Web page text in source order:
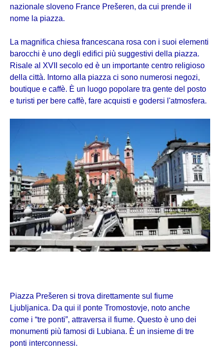
nazionale sloveno France Prešeren, da cui prende il
nome la piazza.
La magnifica chiesa francescana rosa con i suoi elementi
barocchi è uno degli edifici più suggestivi della piazza.
Risale al XVII secolo ed è un importante centro religioso
della città. Intorno alla piazza ci sono numerosi negozi,
boutique e caffè. È un luogo popolare tra gente del posto
e turisti per bere caffè, fare acquisti e godersi l'atmosfera.
Piazza Prešeren si trova direttamente sul fiume
Ljubljanica. Da qui il ponte Tromostovje, noto anche
come i “tre ponti”, attraversa il fiume. Questo è uno dei
monumenti più famosi di Lubiana. È un insieme di tre
ponti interconnessi.